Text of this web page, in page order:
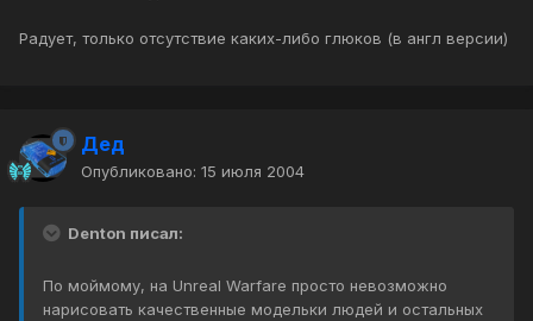
Радует, только отсутствие каких-либо глюков (в англ версии)
Дед
Опубликовано: 15 июля 2004
Denton писал:
По моймому, на Unreal Warfare просто невозможно
нарисовать качественные модельки людей и остальных